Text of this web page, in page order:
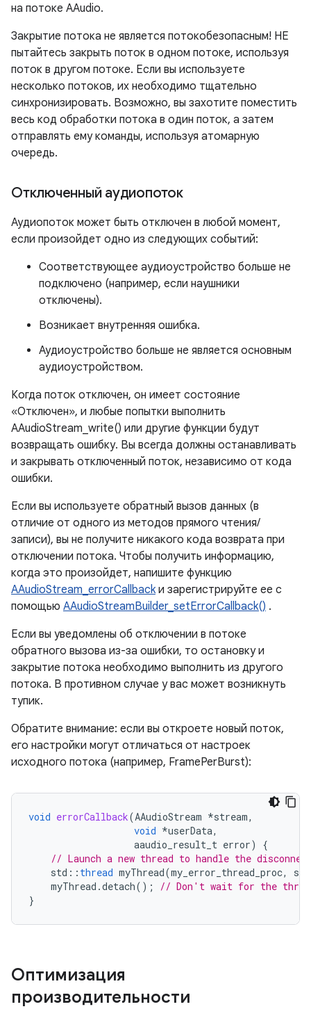
на потоке AAudio.
Закрытие потока не является потокобезопасным! НЕ
пытайтесь закрыть поток в одном потоке, используя
поток в другом потоке. Если вы используете
несколько потоков, их необходимо тщательно
синхронизировать. Возможно, вы захотите поместить
весь код обработки потока в один поток, а затем
отправлять ему команды, используя атомарную
очередь.
Отключенный аудиопоток
Аудиопоток может быть отключен в любой момент,
если произойдет одно из следующих событий:
Соответствующее аудиоустройство больше не
подключено (например, если наушники
отключены).
Возникает внутренняя ошибка.
Аудиоустройство больше не является основным
аудиоустройством.
Когда поток отключен, он имеет состояние
«Отключен», и любые попытки выполнить
AAudioStream_write() или другие функции будут
возвращать ошибку. Вы всегда должны останавливать
и закрывать отключенный поток, независимо от кода
ошибки.
Если вы используете обратный вызов данных (в
отличие от одного из методов прямого чтения/
записи), вы не получите никакого кода возврата при
отключении потока. Чтобы получить информацию,
когда это произойдет, напишите функцию
AAudioStream_errorCallbackи зарегистрируйте ее с
помощью AAudioStreamBuilder_setErrorCallback() .
Если вы уведомлены об отключении в потоке
обратного вызова из-за ошибки, то остановку и
закрытие потока необходимо выполнить из другого
потока. В противном случае у вас может возникнуть
тупик.
Обратите внимание: если вы откроете новый поток,
его настройки могут отличаться от настроек
исходного потока (например, FramePerBurst):
void errorCallback(AAudioStream *stream,
void *userData,
aaudio_result_t error)
{
// Launch a new thread to handle the
std :: thread myThread(my_error_thread_proc,
myThread .detach();
// Don't wait for the
}
Оптимизация
производительности